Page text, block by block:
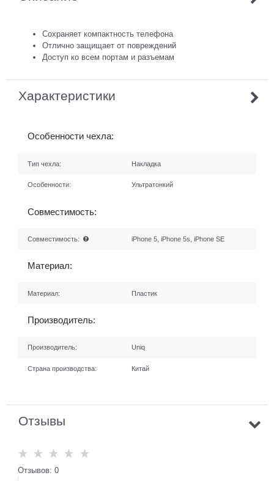
Сохраняет компактность телефона
Отлично защищает от повреждений
Доступ ко всем портам и разъемам
Характеристики
Особенности чехла:
Тип чехла: Накладка
Особенности: Ультратонкий
Совместимость:
Совместимость: iPhone 5, iPhone 5s, iPhone SE
Материал:
Материал: Пластик
Производитель:
Производитель: Uniq
Страна производства: Китай
Отзывы
Отзывов: 0